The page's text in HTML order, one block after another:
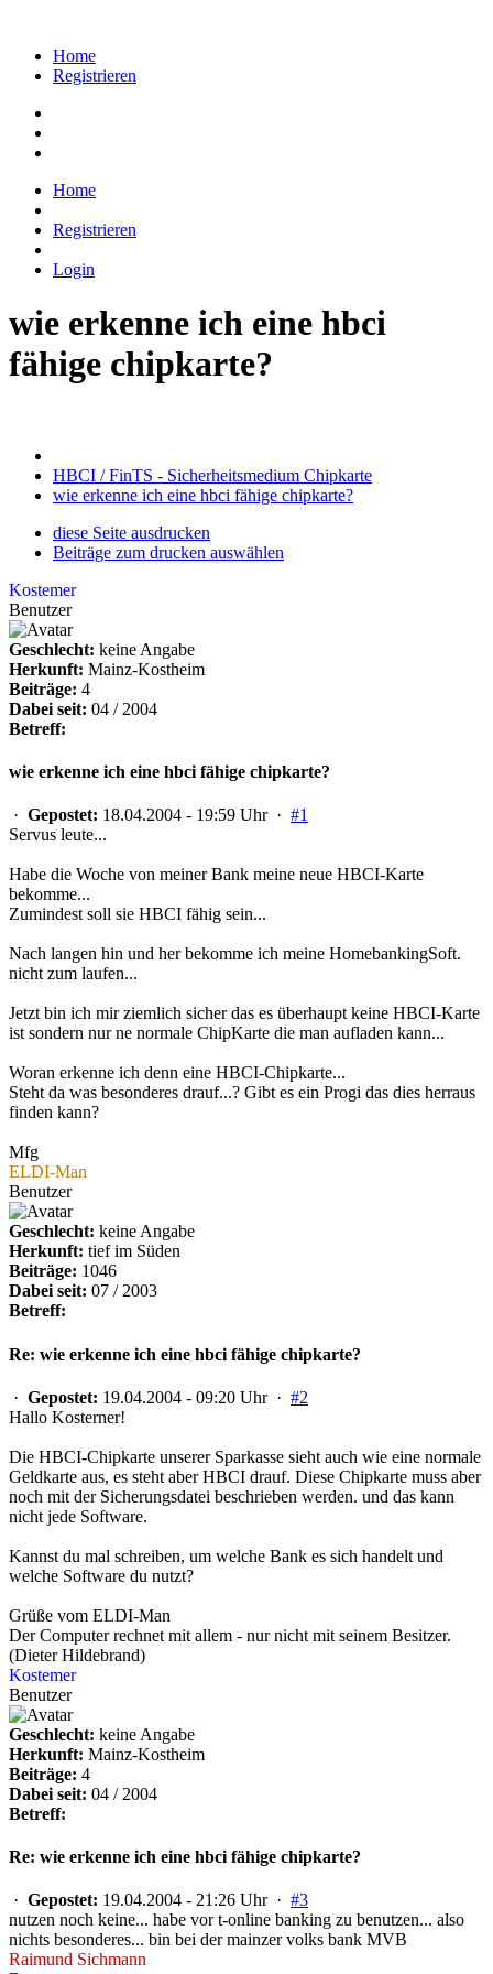
Home
Registrieren
Home
Registrieren
Login
wie erkenne ich eine hbci
fähige chipkarte?
HBCI / FinTS - Sicherheitsmedium Chipkarte
wie erkenne ich eine hbci fähige chipkarte?
diese Seite ausdrucken
Beiträge zum drucken auswählen
Kostemer
Benutzer
Geschlecht: keine Angabe
Herkunft: Mainz-Kostheim
Beiträge: 4
Dabei seit: 04 / 2004
Betreff:
wie erkenne ich eine hbci fähige chipkarte?
· Gepostet: 18.04.2004 - 19:59 Uhr · #1
Servus leute...
Habe die Woche von meiner Bank meine neue HBCI-Karte
bekomme...
Zumindest soll sie HBCI fähig sein...
Nach langen hin und her bekomme ich meine HomebankingSoft.
nicht zum laufen...
Jetzt bin ich mir ziemlich sicher das es überhaupt keine HBCI-Karte
ist sondern nur ne normale ChipKarte die man aufladen kann...
Woran erkenne ich denn eine HBCI-Chipkarte...
Steht da was besonderes drauf...? Gibt es ein Progi das dies herraus
finden kann?
Mfg
ELDI-Man
Benutzer
Geschlecht: keine Angabe
Herkunft: tief im Süden
Beiträge: 1046
Dabei seit: 07 / 2003
Betreff:
Re: wie erkenne ich eine hbci fähige chipkarte?
· Gepostet: 19.04.2004 - 09:20 Uhr · #2
Hallo Kosterner!
Die HBCI-Chipkarte unserer Sparkasse sieht auch wie eine normale
Geldkarte aus, es steht aber HBCI drauf. Diese Chipkarte muss aber
noch mit der Sicherungsdatei beschrieben werden. und das kann
nicht jede Software.
Kannst du mal schreiben, um welche Bank es sich handelt und
welche Software du nutzt?
Grüße vom ELDI-Man
Der Computer rechnet mit allem - nur nicht mit seinem Besitzer.
(Dieter Hildebrand)
Kostemer
Benutzer
Geschlecht: keine Angabe
Herkunft: Mainz-Kostheim
Beiträge: 4
Dabei seit: 04 / 2004
Betreff:
Re: wie erkenne ich eine hbci fähige chipkarte?
· Gepostet: 19.04.2004 - 21:26 Uhr · #3
nutzen noch keine... habe vor t-online banking zu benutzen... also
nichts besonderes... bin bei der mainzer volks bank MVB
Raimund Sichmann